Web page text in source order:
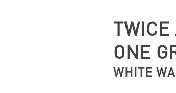
TWICE
ONE
WHITE